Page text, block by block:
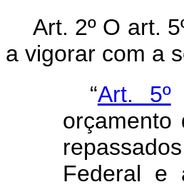
Art. 2º O art.
a vigorar com a
“Art. 5º
Federal e